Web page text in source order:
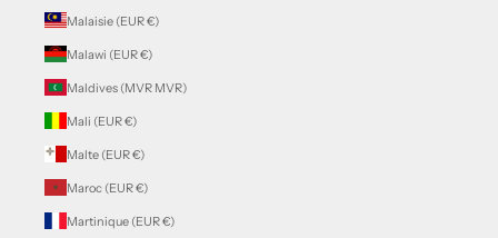
Malaisie (EUR €)
Malawi (EUR €)
Maldives (MVR MVR)
Mali (EUR €)
Malte (EUR €)
Maroc (EUR €)
Martinique (EUR €)